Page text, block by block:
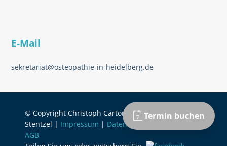
E-Mail
sekretariat@osteopathie-in-heidelberg.de
© Copyright Christoph Carton & Jonathan
Stentzel | Impressum | Datenschutzerklärung
AGB